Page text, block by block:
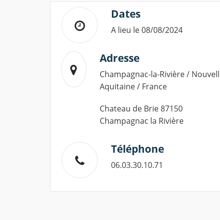
Dates
A lieu le 08/08/2024
Adresse
Champagnac-la-Rivière /
Aquitaine / France
Chateau de Brie 87150
Champagnac la Rivière
Téléphone
06.03.30.10.71